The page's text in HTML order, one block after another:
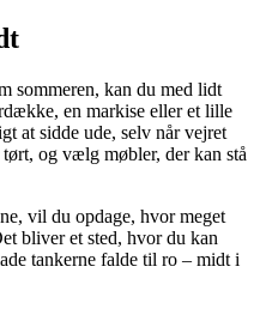
sommeren, kan du med lidt
en markise eller et lille
at sidde ude, selv når vejret
og vælg møbler, der kan stå
vil du opdage, hvor meget
bliver et sted, hvor du kan
tankerne falde til ro – midt i